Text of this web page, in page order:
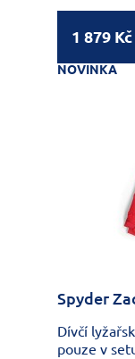
1 879 Kč
NOVINKA
Spyder
Dívčí
pouze v